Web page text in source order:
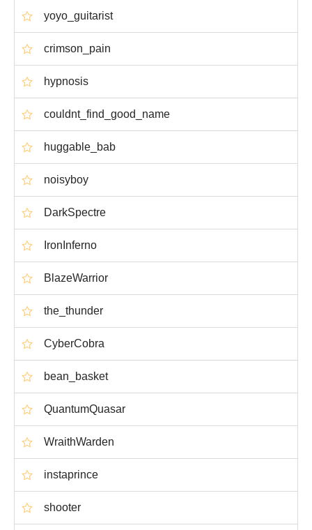
yoyo_guitarist
crimson_pain
hypnosis
couldnt_find_good_name
huggable_bab
noisyboy
DarkSpectre
IronInferno
BlazeWarrior
the_thunder
CyberCobra
bean_basket
QuantumQuasar
WraithWarden
instaprince
shooter